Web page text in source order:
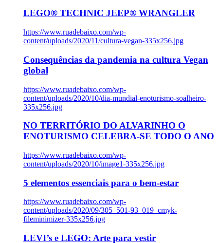
LEGO® TECHNIC JEEP® WRANGLER
https://www.ruadebaixo.com/wp-
content/uploads/2020/11/cultura-vegan-335x256.jpg
Consequências da pandemia na cultura Vegan
global
https://www.ruadebaixo.com/wp-
content/uploads/2020/10/dia-mundial-enoturismo-soalheiro-
335x256.jpg
NO TERRITÓRIO DO ALVARINHO O
ENOTURISMO CELEBRA-SE TODO O ANO
https://www.ruadebaixo.com/wp-
content/uploads/2020/10/image1-335x256.jpg
5 elementos essenciais para o bem-estar
https://www.ruadebaixo.com/wp-
content/uploads/2020/09/305_501-93_019_cmyk-
fileminimizer-335x256.jpg
LEVI’s e LEGO: Arte para vestir